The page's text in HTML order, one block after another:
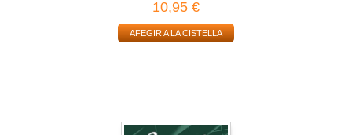
10,95 €
AFEGIR A LA CISTELLA